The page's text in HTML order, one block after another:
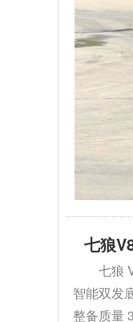
七狼
七狼
智能双发
整备质量